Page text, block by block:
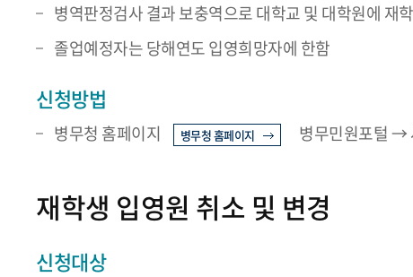
병역판정검사 결과 보충역으로 대학교 및 대학원에 재
졸업예정자는 당해연도 입영희망자에 한함
신청방법
병무청 홈페이지 병무청 홈페이지 병무민원포털 →
재학생 입영원 취소 및 변경
신청대상